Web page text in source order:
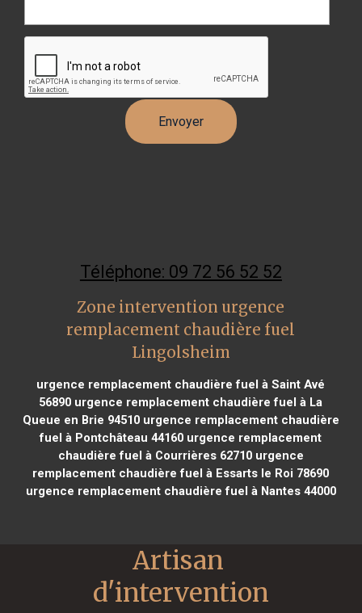
Téléphone: 09 72 56 52 52
Zone intervention urgence
remplacement chaudière fuel
Lingolsheim
urgence remplacement chaudière fuel à Saint Avé
56890 urgence remplacement chaudière fuel à La
Queue en Brie 94510urgence remplacement chaudière
fuel à Pontchâteau 44160 urgence remplacement
chaudière fuel à Courrières 62710urgence
remplacement chaudière fuel à Essarts le Roi 78690
urgence remplacement chaudière fuel à Nantes 44000
Artisan
d'intervention